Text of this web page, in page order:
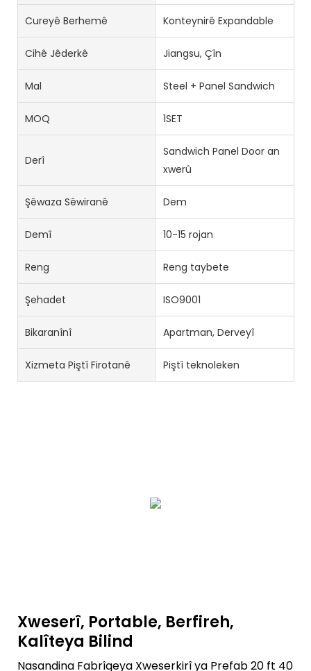
Cureyê Berhemê Konteynirê Expandable
Cihê Jêderkê Jiangsu, Çîn
Mal Steel + Panel Sandwich
MOQ 1SET
Derî
Sandwich Panel Door an
xwerû
Şêwaza Sêwiranê Dem
Demî 10-15 rojan
Reng Reng taybete
Şehadet ISO9001
Bikaranînî Apartman, Derveyî
Xizmeta Piştî Firotanê Piştî teknoleken
Xweserî, Portable, Berfireh,
Kalîteya Bilind
Nasandina Fabrîqeya Xweserkirî ya Prefab 20 ft 40